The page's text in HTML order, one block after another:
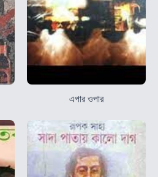
এপার ওপার